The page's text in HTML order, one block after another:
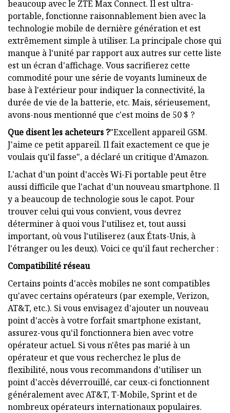
beaucoup avec le ZTE Max Connect. Il est ultra-
portable, fonctionne raisonnablement bien avec la
technologie mobile de dernière génération et est
extrêmement simple à utiliser. La principale chose qui
manque à l'unité par rapport aux autres sur cette liste
est un écran d'affichage. Vous sacrifierez cette
commodité pour une série de voyants lumineux de
base à l'extérieur pour indiquer la connectivité, la
durée de vie de la batterie, etc. Mais, sérieusement,
avons-nous mentionné que c'est moins de 50 $ ?
Que disent les acheteurs ?"Excellent appareil GSM.
J'aime ce petit appareil. Il fait exactement ce que je
voulais qu'il fasse", a déclaré un critique d'Amazon.
L'achat d'un point d'accès Wi-Fi portable peut être
aussi difficile que l'achat d'un nouveau smartphone. Il
y a beaucoup de technologie sous le capot. Pour
trouver celui qui vous convient, vous devrez
déterminer à quoi vous l'utilisez et, tout aussi
important, où vous l'utiliserez (aux États-Unis, à
l'étranger ou les deux). Voici ce qu'il faut rechercher :
Compatibilité réseau
Certains points d'accès mobiles ne sont compatibles
qu'avec certains opérateurs (par exemple, Verizon,
AT&T, etc.). Si vous envisagez d'ajouter un nouveau
point d'accès à votre forfait smartphone existant,
assurez-vous qu'il fonctionnera bien avec votre
opérateur actuel. Si vous n'êtes pas marié à un
opérateur et que vous recherchez le plus de
flexibilité, nous vous recommandons d'utiliser un
point d'accès déverrouillé, car ceux-ci fonctionnent
généralement avec AT&T, T-Mobile, Sprint et de
nombreux opérateurs internationaux populaires.